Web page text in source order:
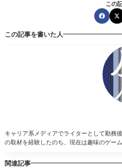
この
この記事を書いた人
キャリア系メディアでライターとして勤務
の取材を経験したのち、現在は趣味のゲー
関連記事